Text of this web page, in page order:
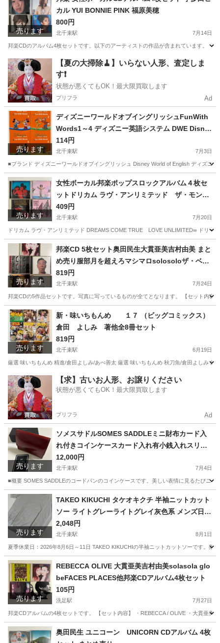
売ります
カル YUI BONNIE PINK 福原美穂
800円
北千束駅 7月14日
邦楽CDのアルバム4枚セットです。以下のアーティストの作品が含まれています。 ・
東京 大田区 北千束駅 CD
【夏の大掃除🧹】いらない人形、査定しま
す❗️
状態が悪くてもOK！最大限買取します
プリフラ Ad
売ります
ディズニーワールドオブイングリッシュFunWith
Words1～4 ディズニー英語システム DWE Disne
y英語教材子供英語
114円
北千束駅 7月3日
■ブランド ディズニーワールドオブイングリッシュ Disney World of English ディズニ
東京 大田区 北千束駅 医学、薬学、看護 DWE
売ります
女性ボーカル邦楽ポップスロックアルバム４枚セ
ットドリカム ラヴ・アンリミテッド ザ・モンス
ター エゴラッピン レベッカ
409円
北千束駅 7月20日
ドリカム ラヴ・アンリミテッド DREAMS COME TRUE LOVE UNLIMITED∞ ドリ
東京 大田区 北千束駅
売ります
邦楽CD 5枚セット奥田民生大貫亜美吉村由美 まと
め売り服部月を超えろマシマロsolosoloザ・ベリ
ー・ラスト・オブ・ユニコーン
819円
北千束駅 7月24日
邦楽CDの5作品セットです。写真に写っているものが全てとなります。 【セット内
東京 大田区 北千束駅 CD
売ります
新・味いちもんめ １７ （ビッグコミックス）
倉田 よしみ 著他全8冊セット
819円
北千束駅 6月19日
厳選 味いちもんめ 精進/倉田よしみ/あべ善太 厳選 味いちもんめ 秋刀魚/倉田よ
東京 大田区 北千束駅 マンガ、コミック、アニメ
味いちもんめ
【求】古いお人形、お譲りください
状態が悪くてもOK！最大限買取します
プリフラ Ad
売ります
ソメスサドルSOMES SADDLEミニ財布カード入
れ付きコインケースカード入れ有小銭入れスリム
ウォレットコンパクトウォレット
12,000円
北千束駅 7月4日
■概要 SOMES SADDLEのコードバンのコインケースです。美しい表情に見るたびニ
東京 大田区 カード
売ります
TAKEO KIKUCHI タケオキクチ 半袖ニットカット
ソー ライトグレーライトグレイ灰色系 メンズ日本
製mens紳士服トップス
2,048円
北千束駅 8月1日
夏季休業日：2026年8月6日～11日 TAKEO KIKUCHIの半袖ニットカットソーです。
東京 大田区 TAKEO KIKUCHI
売ります
REBECCA OLIVE 大貫亜美吉村由美solasola glo
beFACES PLACES他邦楽CDアルバム4枚セット
105円
洗足駅 7月27日
邦楽CDアルバムの4枚セットです。 【セット内容】 ・REBECCA / OLIVE ・大貫亜美
東京 大田区 洗足駅
奥田民生 ユニコーン UNICORN CDアルバム 4枚